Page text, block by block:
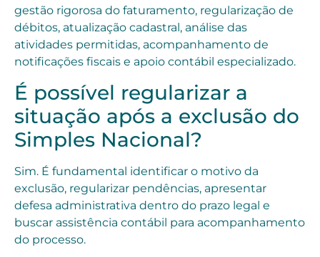
gestão rigorosa do faturamento, regularização de
débitos, atualização cadastral, análise das
atividades permitidas, acompanhamento de
notificações fiscais e apoio contábil especializado.
É possível regularizar a
situação após a exclusão do
Simples Nacional?
Sim. É fundamental identificar o motivo da
exclusão, regularizar pendências, apresentar
defesa administrativa dentro do prazo legal e
buscar assistência contábil para acompanhamento
do processo.